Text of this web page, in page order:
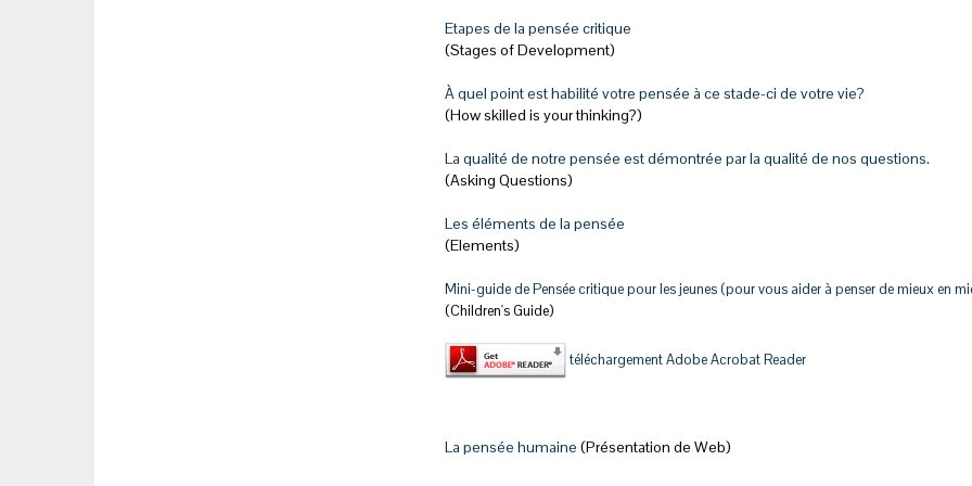
Etapes de la pensée critique
(Stages of Development)
À quel point est habilité votre pensée à ce stade-ci de votre vie?
(How skilled is your thinking?)
La qualité de notre pensée est démontrée par la qualité de nos questions.
(Asking Questions)
Les éléments de la pensée
(Elements)
Mini-guide de Pensée critique pour les jeunes (pour vous aider à penser de mieux en
(Children's Guide)
téléchargement Adobe Acrobat Reader
La pensée humaine (Présentation de Web)